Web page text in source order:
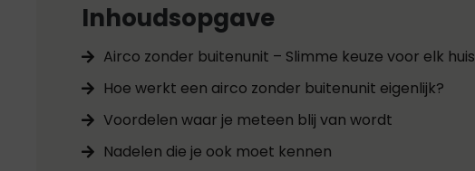
Inhoudsopgave
Airco zonder buitenunit – Slimme keuze voor elk huis
Hoe werkt een airco zonder buitenunit eigenlijk?
Voordelen waar je meteen blij van wordt
Nadelen die je ook moet kennen